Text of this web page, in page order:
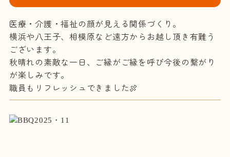
医療・介護・福祉の顔が見える関係づくり。
横浜や八王子、相模原など遠方からお越し頂き有難う
ございます。
秋晴れの素敵な一日、ご縁がご縁を呼び今後の繋がり
が楽しみです。
職員もリフレッシュできました🍖